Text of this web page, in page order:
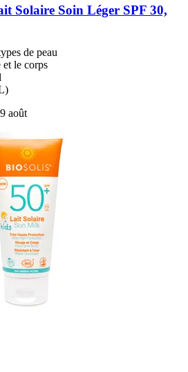
Solaire Soin Léger SPF 30,
de peau
et le corps
août